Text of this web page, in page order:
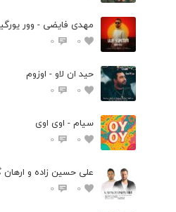
مهدی فایضی - وور
0
0
حید ان لاو - اوزوم
0
0
سیام - اوی اوی
0
0
علی حسین زاده و
0
0